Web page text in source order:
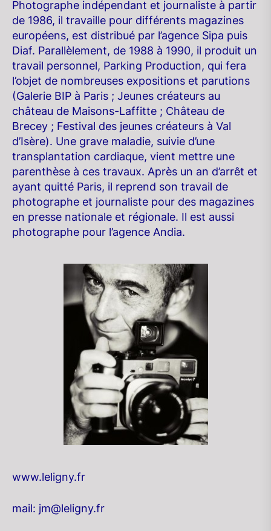
Photographe indépendant et journaliste à partir
de 1986, il travaille pour différents magazines
européens, est distribué par l’agence Sipa puis
Diaf. Parallèlement, de 1988 à 1990, il produit un
travail personnel, Parking Production, qui fera
l’objet de nombreuses expositions et parutions
(Galerie BIP à Paris ; Jeunes créateurs au
château de Maisons-Laffitte ; Château de
Brecey ; Festival des jeunes créateurs à Val
d’Isère). Une grave maladie, suivie d’une
transplantation cardiaque, vient mettre une
parenthèse à ces travaux. Après un an d’arrêt et
ayant quitté Paris, il reprend son travail de
photographe et journaliste pour des magazines
en presse nationale et régionale. Il est aussi
photographe pour l’agence Andia.
www.leligny.fr
mail: jm@leligny.fr